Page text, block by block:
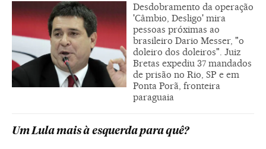
Desdobramento da operação
'Câmbio, Desligo' mira
pessoas próximas ao
brasileiro Dario Messer, "o
doleiro dos doleiros". Juiz
Bretas expediu 37 mandados
de prisão no Rio, SP e em
Ponta Porã, fronteira
paraguaia
Um Lula mais à esquerda para quê?